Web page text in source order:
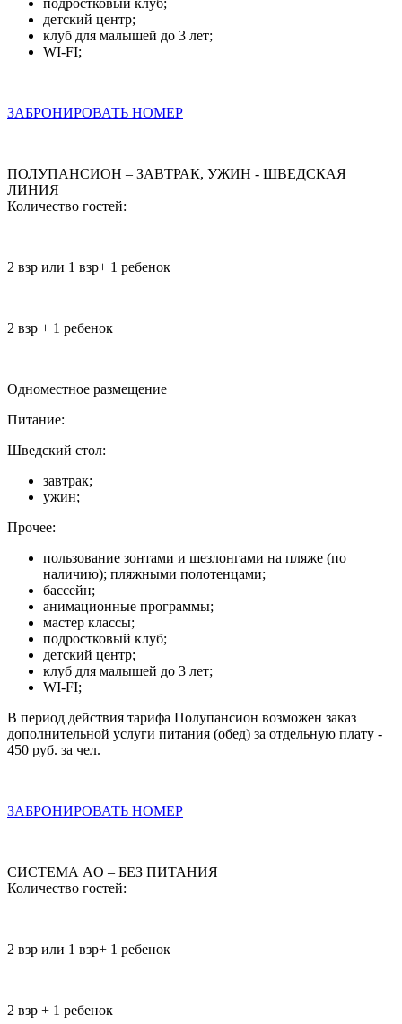
подростковый клуб;
детский центр;
клуб для малышей до 3 лет;
WI-FI;
ЗАБРОНИРОВАТЬ НОМЕР
ПОЛУПАНСИОН – ЗАВТРАК, УЖИН - ШВЕДСКАЯ
ЛИНИЯ
Количество гостей:
2 взр или 1 взр+ 1 ребенок
2 взр + 1 ребенок
Одноместное размещение
Питание:
Шведский стол:
завтрак;
ужин;
Прочее:
пользование зонтами и шезлонгами на пляже (по
наличию); пляжными полотенцами;
бассейн;
анимационные программы;
мастер классы;
подростковый клуб;
детский центр;
клуб для малышей до 3 лет;
WI-FI;
В период действия тарифа Полупансион возможен заказ
дополнительной услуги питания (обед) за отдельную плату -
450 руб. за чел.
ЗАБРОНИРОВАТЬ НОМЕР
СИСТЕМА AO – БЕЗ ПИТАНИЯ
Количество гостей:
2 взр или 1 взр+ 1 ребенок
2 взр + 1 ребенок